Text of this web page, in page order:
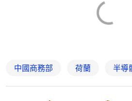
中國商務部 荷蘭 半導